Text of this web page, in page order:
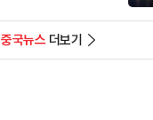
중국뉴스더보기